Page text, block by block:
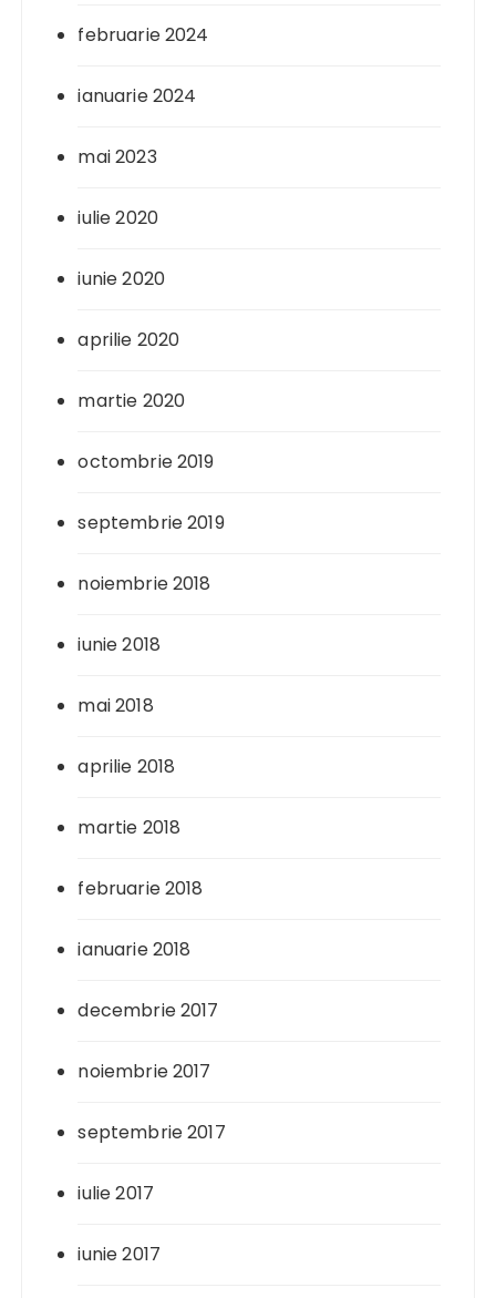
februarie 2024
ianuarie 2024
mai 2023
iulie 2020
iunie 2020
aprilie 2020
martie 2020
octombrie 2019
septembrie 2019
noiembrie 2018
iunie 2018
mai 2018
aprilie 2018
martie 2018
februarie 2018
ianuarie 2018
decembrie 2017
noiembrie 2017
septembrie 2017
iulie 2017
iunie 2017